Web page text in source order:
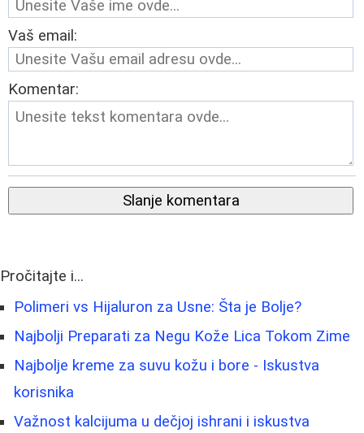
Vaš email:
Komentar:
Slanje komentara
Pročitajte i...
Polimeri vs Hijaluron za Usne: Šta je Bolje?
Najbolji Preparati za Negu Kože Lica Tokom Zime
Najbolje kreme za suvu kožu i bore - Iskustva
korisnika
Važnost kalcijuma u dečjoj ishrani i iskustva